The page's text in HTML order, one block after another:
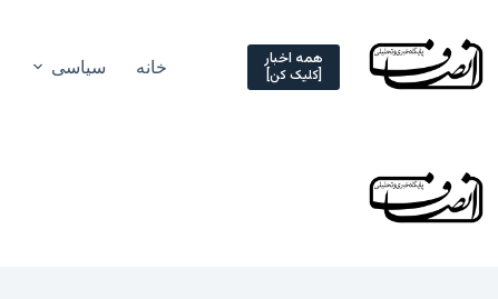
content
همه اخبار
[کلیک کن] خانه سیاسی